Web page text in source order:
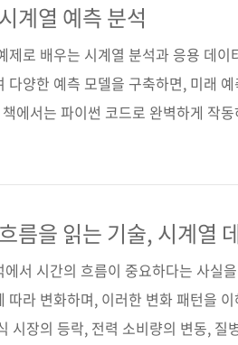
어줄 테니까요! 《파이썬과 JAX로 추
썬,..
계열 예측 분석
제로 배우는 시계열 분석과 응용 데
다양한 예측 모델을 구축하면, 미래
에서는 파이썬 코드로 완벽하게 작
를 정의하고, 베이스라인 모델을 개
사례로 시계열 예측 분석을 마스터하
문고 /..
름을 읽는 기술, 시계열
에서 시간의 흐름이 중요하다는 사실
따라 변화하며, 이러한 변화 패턴을
시장의 등락, 전력 소비량의 변동, 질